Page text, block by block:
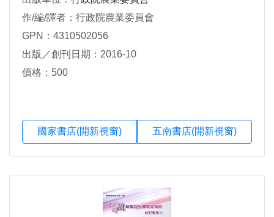
作/編/譯者：行政院農業委員會
GPN：4310502056
出版／創刊日期：2016-10
價格：500
國家書店(開新視窗) 五南書店(開新視窗)